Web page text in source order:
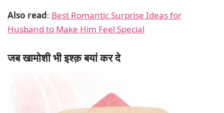
Also read: Best Romantic Surprise Ideas for
Husband to Make Him Feel Special
जब खामोशी भी इश्क़ बयां कर दे